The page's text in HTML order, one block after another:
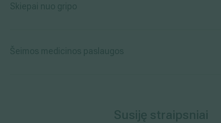
Skiepai nuo gripo
Šeimos medicinos paslaugos
Susiję straipsniai